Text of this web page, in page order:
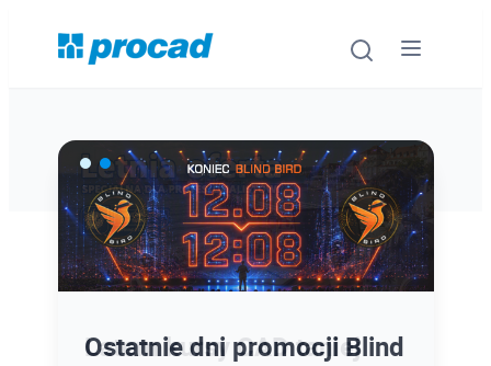
Ostatnie dni promocji Blind
Latem kursy CAD taniej
Oprogramowanie
Szkolenia